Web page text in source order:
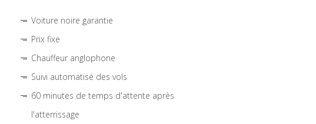
Voiture noire garantie
Prix fixe
Chauffeur anglophone
Suivi automatisé des vols
60 minutes de temps d'attente après
l'atterrissage